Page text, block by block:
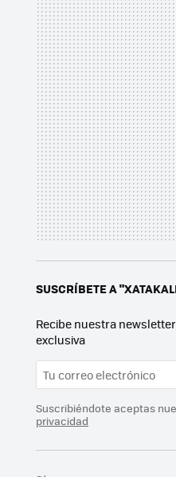
SUSCRÍBETE A
Recibe nuestra
exclusiva
Suscribiéndote aceptas
privacidad